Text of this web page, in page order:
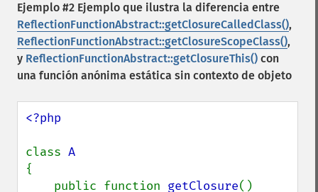
Ejemplo #2 Ejemplo que ilustra la diferencia entre
ReflectionFunctionAbstract::getClosureCalledClass(),
ReflectionFunctionAbstract::getClosureScopeClass(),
y ReflectionFunctionAbstract::getClosureThis() con
una función anónima estática sin contexto de objeto
<?php
class
{
    public function
getClosure()